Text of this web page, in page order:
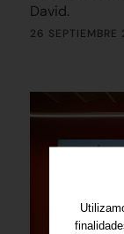
David.
26 SEPTIEMBRE